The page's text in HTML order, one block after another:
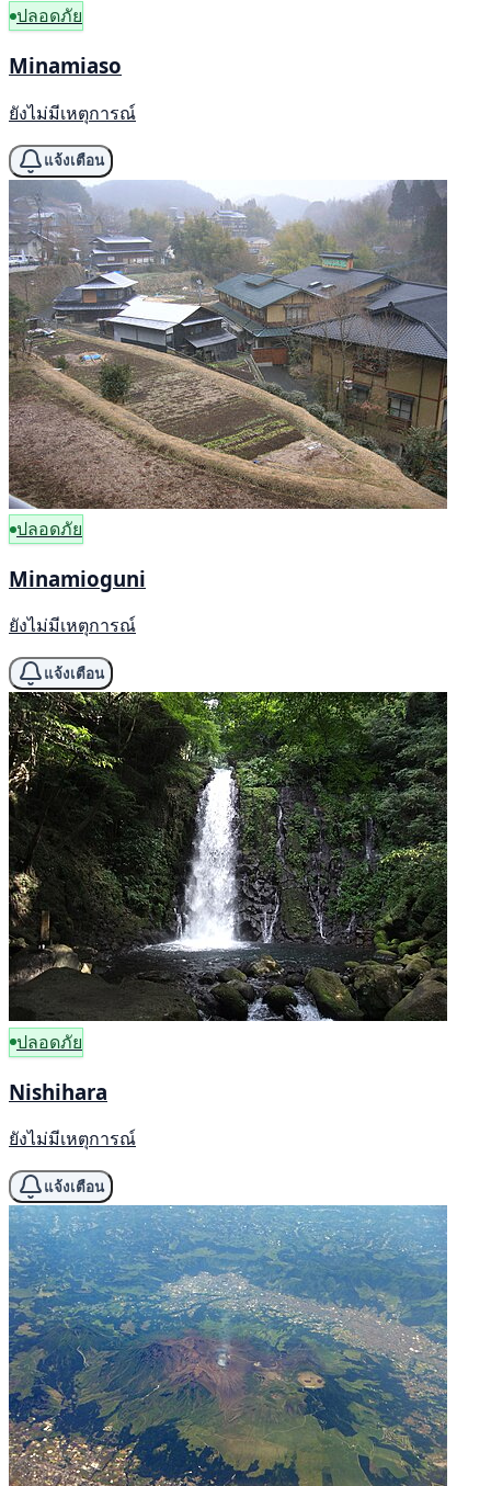
ปลอดภัย
Minamiaso
ยังไม่มีเหตุการณ์
แจ้งเตือน
ปลอดภัย
Minamioguni
ยังไม่มีเหตุการณ์
แจ้งเตือน
ปลอดภัย
Nishihara
ยังไม่มีเหตุการณ์
แจ้งเตือน